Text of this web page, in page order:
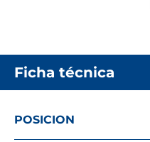
Ficha técnica
POSICION